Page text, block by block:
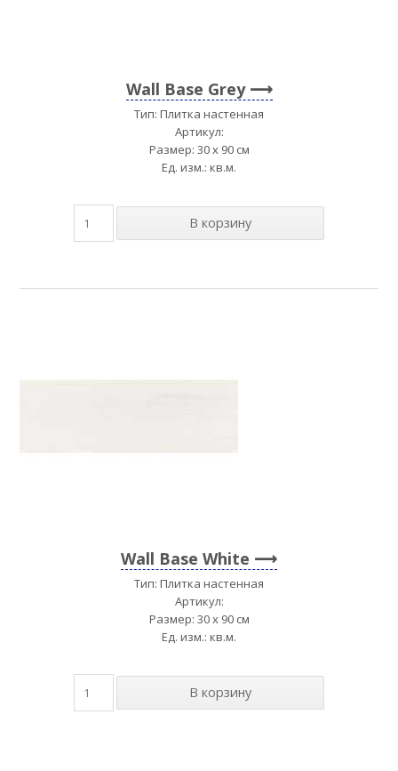
Wall Base Grey
Тип: Плитка настенная
Артикул:
Размер: 30 x 90 см
Ед. изм.: кв.м.
Wall Base White
Тип: Плитка настенная
Артикул:
Размер: 30 x 90 см
Ед. изм.: кв.м.